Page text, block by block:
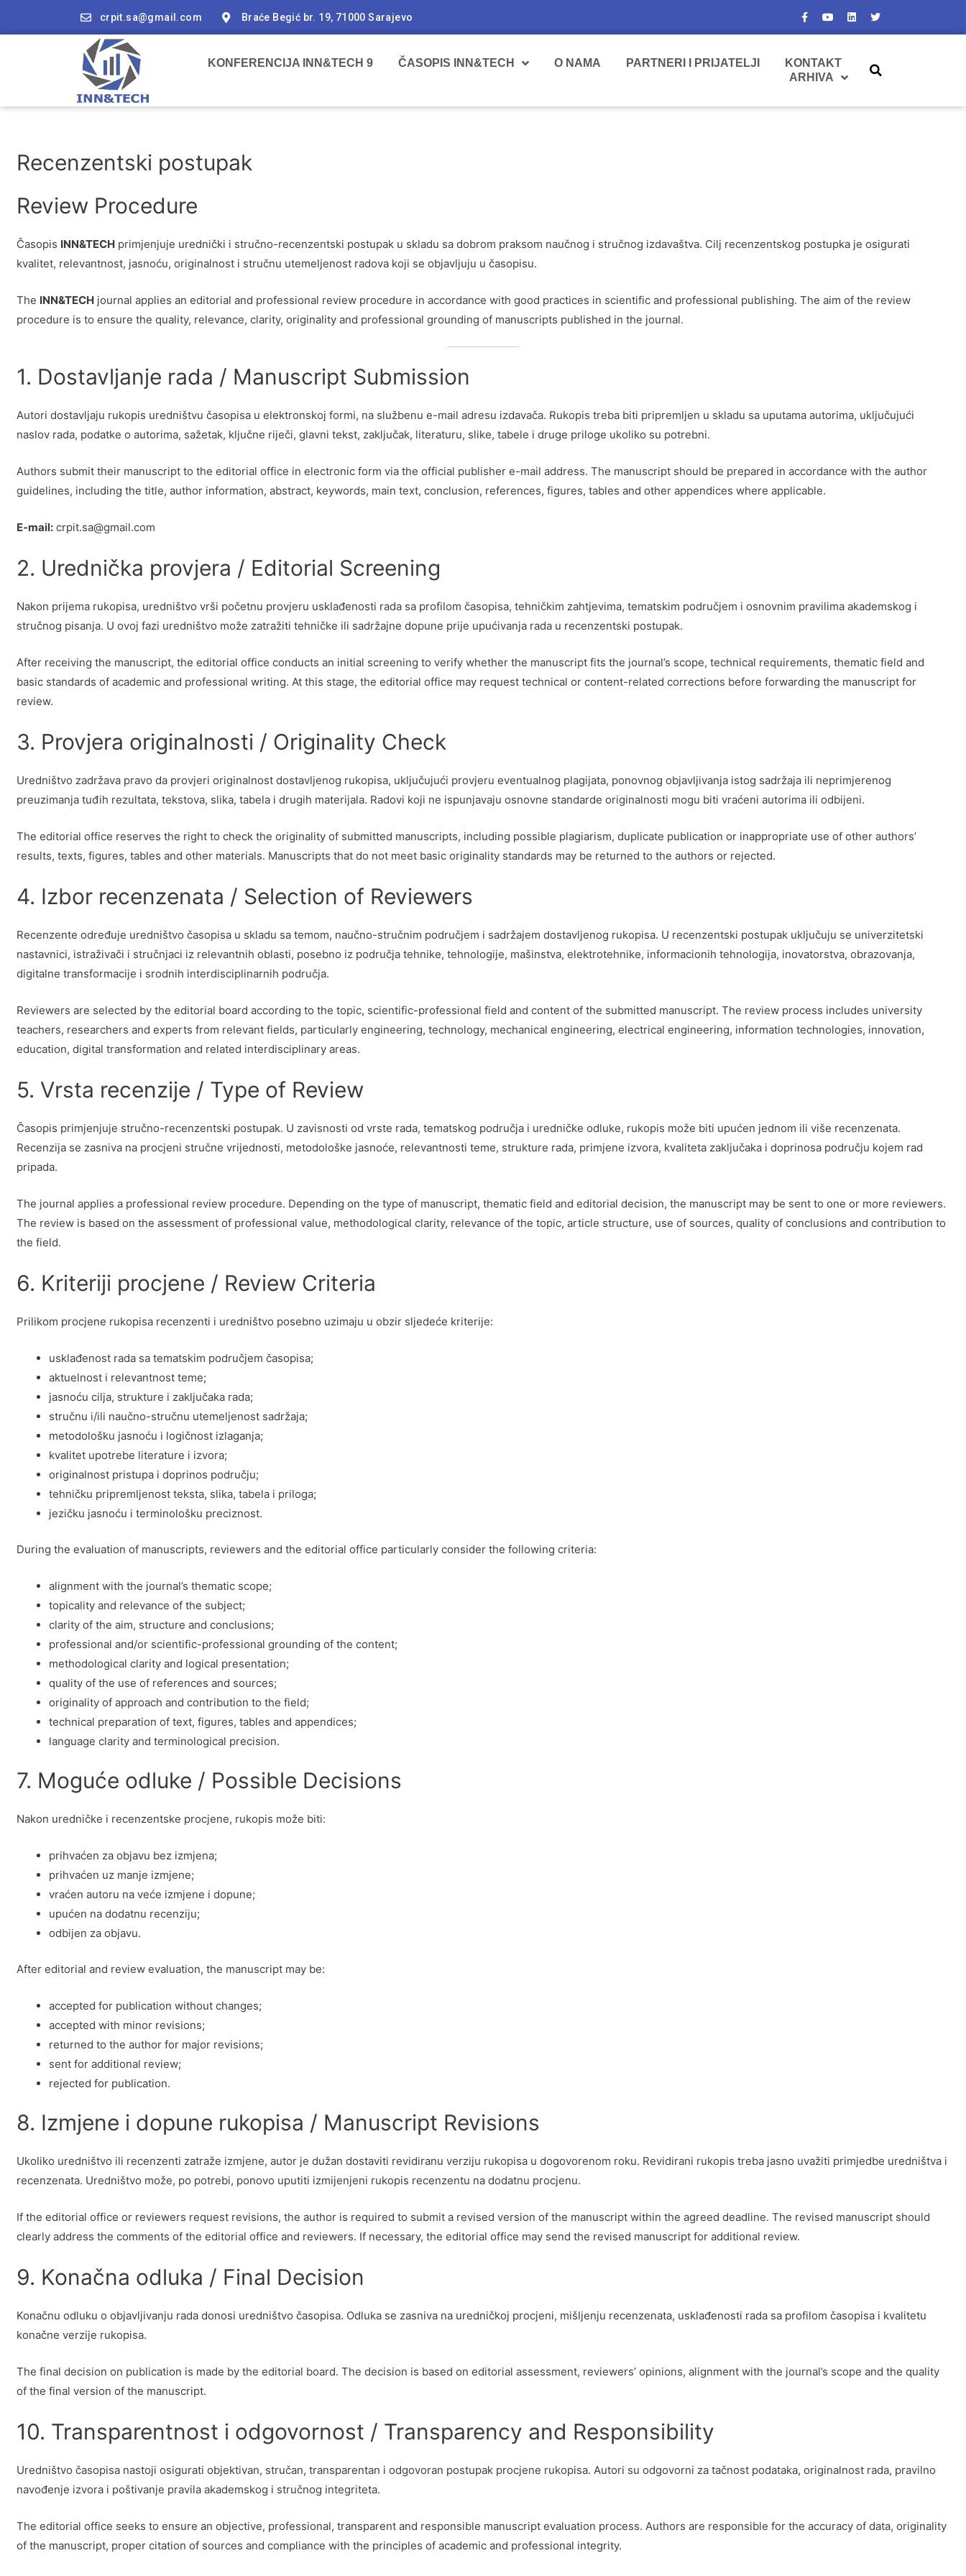
crpit.sa@gmail.com Braće Begić br. 19, 71000 Sarajevo
KONFERENCIJA INN&TECH 9 ČASOPIS INN&TECH O NAMA PARTNERI I PRIJATELJI
KONTAKT
ARHIVA
Recenzentski postupak
Review Procedure
Časopis INN&TECH primjenjuje urednički i stručno-recenzentski postupak u skladu sa dobrom praksom naučnog i stručnog izdavaštva. Cilj recenzentskog postupka je osigurati
kvalitet, relevantnost, jasnoću, originalnost i stručnu utemeljenost radova koji se objavljuju u časopisu.
The INN&TECH journal applies an editorial and professional review procedure in accordance with good practices in scientific and professional publishing. The aim of the review
procedure is to ensure the quality, relevance, clarity, originality and professional grounding of manuscripts published in the journal.
1. Dostavljanje rada / Manuscript Submission
Autori dostavljaju rukopis uredništvu časopisa u elektronskoj formi, na službenu e-mail adresu izdavača. Rukopis treba biti pripremljen u skladu sa uputama autorima, uključujući
naslov rada, podatke o autorima, sažetak, ključne riječi, glavni tekst, zaključak, literaturu, slike, tabele i druge priloge ukoliko su potrebni.
Authors submit their manuscript to the editorial office in electronic form via the official publisher e-mail address. The manuscript should be prepared in accordance with the author
guidelines, including the title, author information, abstract, keywords, main text, conclusion, references, figures, tables and other appendices where applicable.
E-mail: crpit.sa@gmail.com
2. Urednička provjera / Editorial Screening
Nakon prijema rukopisa, uredništvo vrši početnu provjeru usklađenosti rada sa profilom časopisa, tehničkim zahtjevima, tematskim područjem i osnovnim pravilima akademskog i
stručnog pisanja. U ovoj fazi uredništvo može zatražiti tehničke ili sadržajne dopune prije upućivanja rada u recenzentski postupak.
After receiving the manuscript, the editorial office conducts an initial screening to verify whether the manuscript fits the journal’s scope, technical requirements, thematic field and
basic standards of academic and professional writing. At this stage, the editorial office may request technical or content-related corrections before forwarding the manuscript for
review.
3. Provjera originalnosti / Originality Check
Uredništvo zadržava pravo da provjeri originalnost dostavljenog rukopisa, uključujući provjeru eventualnog plagijata, ponovnog objavljivanja istog sadržaja ili neprimjerenog
preuzimanja tuđih rezultata, tekstova, slika, tabela i drugih materijala. Radovi koji ne ispunjavaju osnovne standarde originalnosti mogu biti vraćeni autorima ili odbijeni.
The editorial office reserves the right to check the originality of submitted manuscripts, including possible plagiarism, duplicate publication or inappropriate use of other authors’
results, texts, figures, tables and other materials. Manuscripts that do not meet basic originality standards may be returned to the authors or rejected.
4. Izbor recenzenata / Selection of Reviewers
Recenzente određuje uredništvo časopisa u skladu sa temom, naučno-stručnim područjem i sadržajem dostavljenog rukopisa. U recenzentski postupak uključuju se univerzitetski
nastavnici, istraživači i stručnjaci iz relevantnih oblasti, posebno iz područja tehnike, tehnologije, mašinstva, elektrotehnike, informacionih tehnologija, inovatorstva, obrazovanja,
digitalne transformacije i srodnih interdisciplinarnih područja.
Reviewers are selected by the editorial board according to the topic, scientific-professional field and content of the submitted manuscript. The review process includes university
teachers, researchers and experts from relevant fields, particularly engineering, technology, mechanical engineering, electrical engineering, information technologies, innovation,
education, digital transformation and related interdisciplinary areas.
5. Vrsta recenzije / Type of Review
Časopis primjenjuje stručno-recenzentski postupak. U zavisnosti od vrste rada, tematskog područja i uredničke odluke, rukopis može biti upućen jednom ili više recenzenata.
Recenzija se zasniva na procjeni stručne vrijednosti, metodološke jasnoće, relevantnosti teme, strukture rada, primjene izvora, kvaliteta zaključaka i doprinosa području kojem rad
pripada.
The journal applies a professional review procedure. Depending on the type of manuscript, thematic field and editorial decision, the manuscript may be sent to one or more reviewers.
The review is based on the assessment of professional value, methodological clarity, relevance of the topic, article structure, use of sources, quality of conclusions and contribution to
the field.
6. Kriteriji procjene / Review Criteria
Prilikom procjene rukopisa recenzenti i uredništvo posebno uzimaju u obzir sljedeće kriterije:
usklađenost rada sa tematskim područjem časopisa;
aktuelnost i relevantnost teme;
jasnoću cilja, strukture i zaključaka rada;
stručnu i/ili naučno-stručnu utemeljenost sadržaja;
metodološku jasnoću i logičnost izlaganja;
kvalitet upotrebe literature i izvora;
originalnost pristupa i doprinos području;
tehničku pripremljenost teksta, slika, tabela i priloga;
jezičku jasnoću i terminološku preciznost.
During the evaluation of manuscripts, reviewers and the editorial office particularly consider the following criteria:
alignment with the journal’s thematic scope;
topicality and relevance of the subject;
clarity of the aim, structure and conclusions;
professional and/or scientific-professional grounding of the content;
methodological clarity and logical presentation;
quality of the use of references and sources;
originality of approach and contribution to the field;
technical preparation of text, figures, tables and appendices;
language clarity and terminological precision.
7. Moguće odluke / Possible Decisions
Nakon uredničke i recenzentske procjene, rukopis može biti:
prihvaćen za objavu bez izmjena;
prihvaćen uz manje izmjene;
vraćen autoru na veće izmjene i dopune;
upućen na dodatnu recenziju;
odbijen za objavu.
After editorial and review evaluation, the manuscript may be:
accepted for publication without changes;
accepted with minor revisions;
returned to the author for major revisions;
sent for additional review;
rejected for publication.
8. Izmjene i dopune rukopisa / Manuscript Revisions
Ukoliko uredništvo ili recenzenti zatraže izmjene, autor je dužan dostaviti revidiranu verziju rukopisa u dogovorenom roku. Revidirani rukopis treba jasno uvažiti primjedbe uredništva i
recenzenata. Uredništvo može, po potrebi, ponovo uputiti izmijenjeni rukopis recenzentu na dodatnu procjenu.
If the editorial office or reviewers request revisions, the author is required to submit a revised version of the manuscript within the agreed deadline. The revised manuscript should
clearly address the comments of the editorial office and reviewers. If necessary, the editorial office may send the revised manuscript for additional review.
9. Konačna odluka / Final Decision
Konačnu odluku o objavljivanju rada donosi uredništvo časopisa. Odluka se zasniva na uredničkoj procjeni, mišljenju recenzenata, usklađenosti rada sa profilom časopisa i kvalitetu
konačne verzije rukopisa.
The final decision on publication is made by the editorial board. The decision is based on editorial assessment, reviewers’ opinions, alignment with the journal’s scope and the quality
of the final version of the manuscript.
10. Transparentnost i odgovornost / Transparency and Responsibility
Uredništvo časopisa nastoji osigurati objektivan, stručan, transparentan i odgovoran postupak procjene rukopisa. Autori su odgovorni za tačnost podataka, originalnost rada, pravilno
navođenje izvora i poštivanje pravila akademskog i stručnog integriteta.
The editorial office seeks to ensure an objective, professional, transparent and responsible manuscript evaluation process. Authors are responsible for the accuracy of data, originality
of the manuscript, proper citation of sources and compliance with the principles of academic and professional integrity.